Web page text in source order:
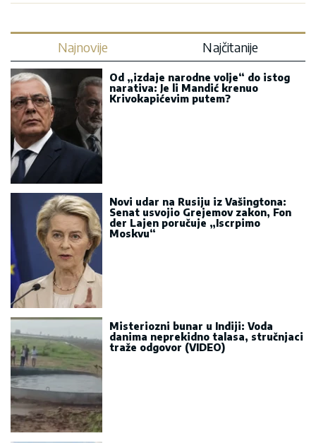
Najnovije Najčitanije
Od „izdaje narodne volje“ do istog
narativa: Je li Mandić krenuo
Krivokapićevim putem?
Novi udar na Rusiju iz Vašingtona:
Senat usvojio Grejemov zakon, Fon
der Lajen poručuje „Iscrpimo
Moskvu“
Misteriozni bunar u Indiji: Voda
danima neprekidno talasa, stručnjaci
traže odgovor (VIDEO)